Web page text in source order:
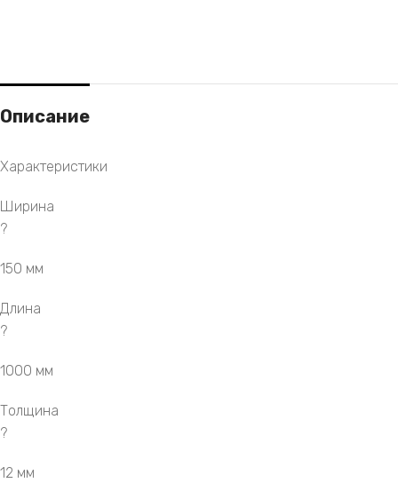
Описание
Характеристики
Ширина
?
150 мм
Длина
?
1000 мм
Толщина
?
12 мм